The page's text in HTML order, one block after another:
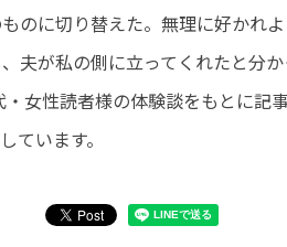
のに切り替えた。無理に好かれ
夫が私の側に立ってくれたと分
女性読者様の体験談をもとに記
います。